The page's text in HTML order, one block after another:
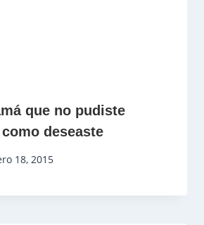
que no pudiste
deseaste
18, 2015